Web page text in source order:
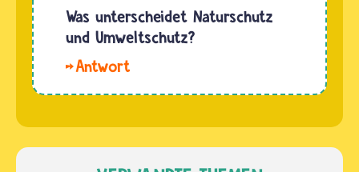
gegenüber.
Er ist
eng…
haben
sich
viele
Menschen
Was unterscheidet Naturschutz
und Umweltschutz?
dafür ein,
dass